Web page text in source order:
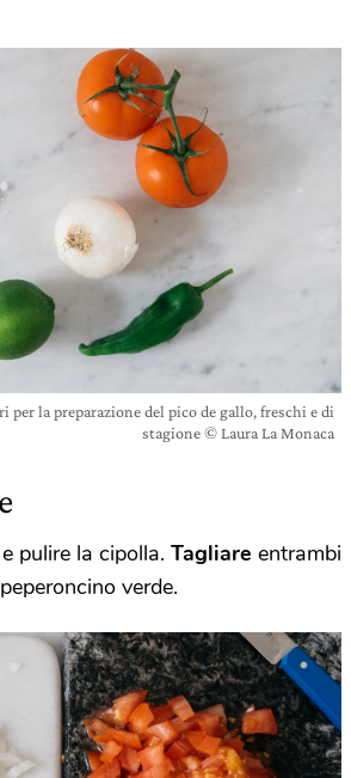
per la preparazione del pico de gallo, freschi e di
stagione © Laura La Monaca
pulire la cipolla. Tagliare entrambi
verde.